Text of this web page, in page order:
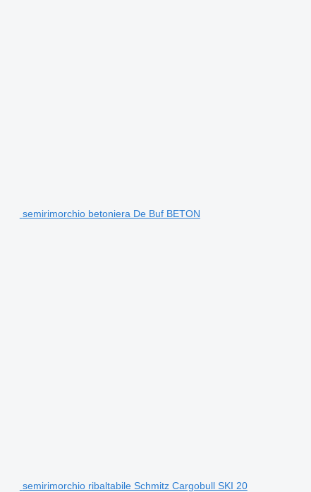
semirimorchio betoniera De Buf BETON
semirimorchio ribaltabile Schmitz Cargobull SKI 20